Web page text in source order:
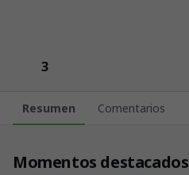
3
Resumen Comentarios
Momentos destacados